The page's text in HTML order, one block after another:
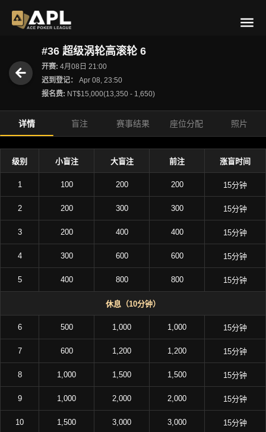
#36 超级涡轮高滚轮 6
开赛: 4月08日 21:00
迟到登记：
Apr 08, 23:50
报名费: NT$15,000(13,350 - 1,650)
详情 盲注 赛事结果 座位分配 照片
级别 小盲注 大盲注 前注 涨盲时间
1 100 200 200 15分钟
2 200 300 300 15分钟
3 200 400 400 15分钟
4 300 600 600 15分钟
5 400 800 800 15分钟
休息（10分钟）
6 500 1,000 1,000 15分钟
7 600 1,200 1,200 15分钟
8 1,000 1,500 1,500 15分钟
9 1,000 2,000 2,000 15分钟
10 1,500 3,000 3,000 15分钟